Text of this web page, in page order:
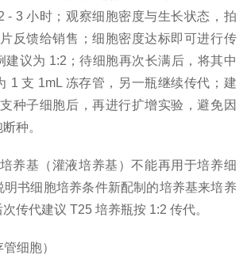
- 3 小时；观察细胞密度与生长状态，拍
反馈给销售；细胞密度达标即可进行传
建议为 1:2；待细胞再次长满后，将其中
1 支 1mL 冻存管，另一瓶继续传代；建
种子细胞后，再进行扩增实验，避免因
种。
养基（灌液培养基）不能再用于培养细
明书细胞培养条件新配制的培养基来培养
传代建议 T25 培养瓶按 1:2 传代。
细胞）